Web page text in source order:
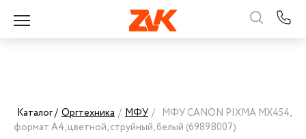
Каталог / Оргтехника / МФУ / МФУ CANON PIXMA MX454,
формат А4, цветной, струйный, белый (6989B007)